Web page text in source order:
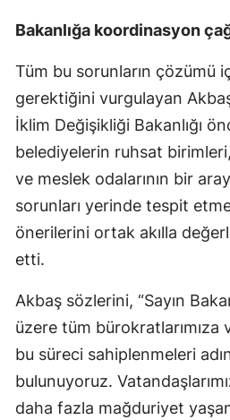
Bakanlığa koordinasyon
Tüm bu sorunların çözümü
gerektiğini vurgulayan
İklim Değişikliği Bakanlığı
belediyelerin ruhsat
ve meslek odalarının bir
sorunları yerinde tespit
önerilerini ortak akılla
etti.
Akbaş sözlerini, “Sayın
üzere tüm bürokratlarımıza
bu süreci sahiplenmeleri
bulunuyoruz.
daha fazla mağduriyet